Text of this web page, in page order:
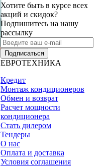
Хотите быть в курсе всех
акций и скидок?
Подпишитесь на нашу
рассылку
Подписаться
ЕВРОТЕХНИКА
Кредит
Монтаж кондиционеров
Обмен и возврат
Расчет мощности
кондиционера
Стать дилером
Тендеры
О нас
Оплата и доставка
Условия соглашения